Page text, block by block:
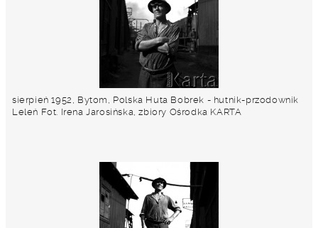
sierpień 1952, Bytom, Polska Huta Bobrek - hutnik-przodownik
Leleń Fot. Irena Jarosińska, zbiory Ośrodka KARTA